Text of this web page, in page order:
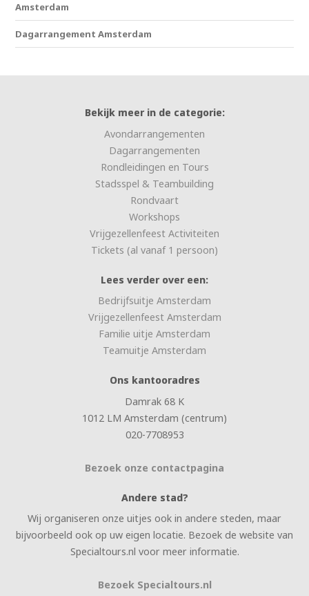
Amsterdam
Dagarrangement Amsterdam
Bekijk meer in de categorie:
Avondarrangementen
Dagarrangementen
Rondleidingen en Tours
Stadsspel & Teambuilding
Rondvaart
Workshops
Vrijgezellenfeest Activiteiten
Tickets (al vanaf 1 persoon)
Lees verder over een:
Bedrijfsuitje Amsterdam
Vrijgezellenfeest Amsterdam
Familie uitje Amsterdam
Teamuitje Amsterdam
Ons kantooradres
Damrak 68 K
1012 LM Amsterdam (centrum)
020-7708953
Bezoek onze contactpagina
Andere stad?
Wij organiseren onze uitjes ook in andere steden, maar
bijvoorbeeld ook op uw eigen locatie. Bezoek de website van
Specialtours.nl voor meer informatie.
Bezoek Specialtours.nl